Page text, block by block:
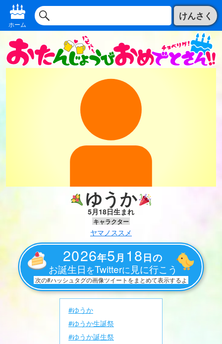
ホーム
けんさく
ゆうか
5月18日生まれ
キャラクター
ヤマノススメ
2026年5月 18日の
お誕生日 をTwitterに 見に行こう
次の#ハッシュタグの画像ツイートをまとめて表示するよ
#ゆうか
#ゆうか生誕祭
#ゆうか誕生祭